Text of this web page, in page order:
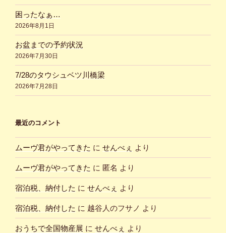
困ったなぁ…
2026年8月1日
お盆までの予約状況
2026年7月30日
7/28のタウシュベツ川橋梁
2026年7月28日
最近のコメント
ムーヴ君がやってきた に せんべぇ より
ムーヴ君がやってきた に 匿名 より
宿泊税、納付した に せんべぇ より
宿泊税、納付した に 越谷人のフサノ より
おうちで全国物産展 に せんべぇ より